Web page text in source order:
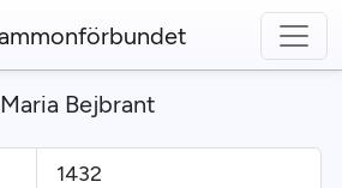
Maria Bejbrant
1432